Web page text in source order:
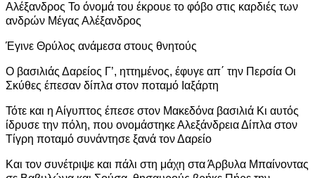
Αλέξανδρος Το όνομά του έκρουε το φόβο στις καρδιές των
ανδρών Μέγας Αλέξανδρος
Έγινε Θρύλος ανάμεσα στους θνητούς
Ο βασιλιάς Δαρείος Γ’, ηττημένος, έφυγε απ΄ την Περσία Οι
Σκύθες έπεσαν δίπλα στον ποταμό Ιαξάρτη
Τότε και η Αίγυπτος έπεσε στον Μακεδόνα βασιλιά Κι αυτός
ίδρυσε την πόλη, που ονομάστηκε Αλεξάνδρεια Δίπλα στον
Τίγρη ποταμό συνάντησε ξανά τον Δαρείο
Και τον συνέτριψε και πάλι στη μάχη στα Άρβυλα Μπαίνοντας